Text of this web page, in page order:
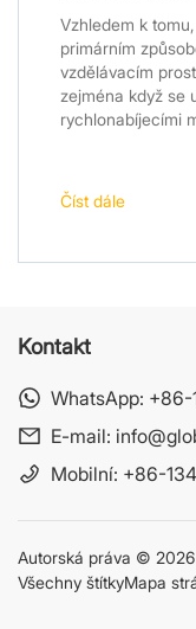
Vzhledem k
primárním
vzdělávacím
zejména když se
rychlonabíjecími
Číst dále
Kontakt
WhatsApp: +86-
E-mail:
Mobilní: +86-
Autorská práva ©
Všechny štítkyMapa